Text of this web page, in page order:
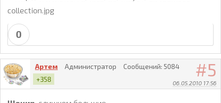
0
5
06.05.2010 17:56
Артем Администратор Сообщений: 5084
+358